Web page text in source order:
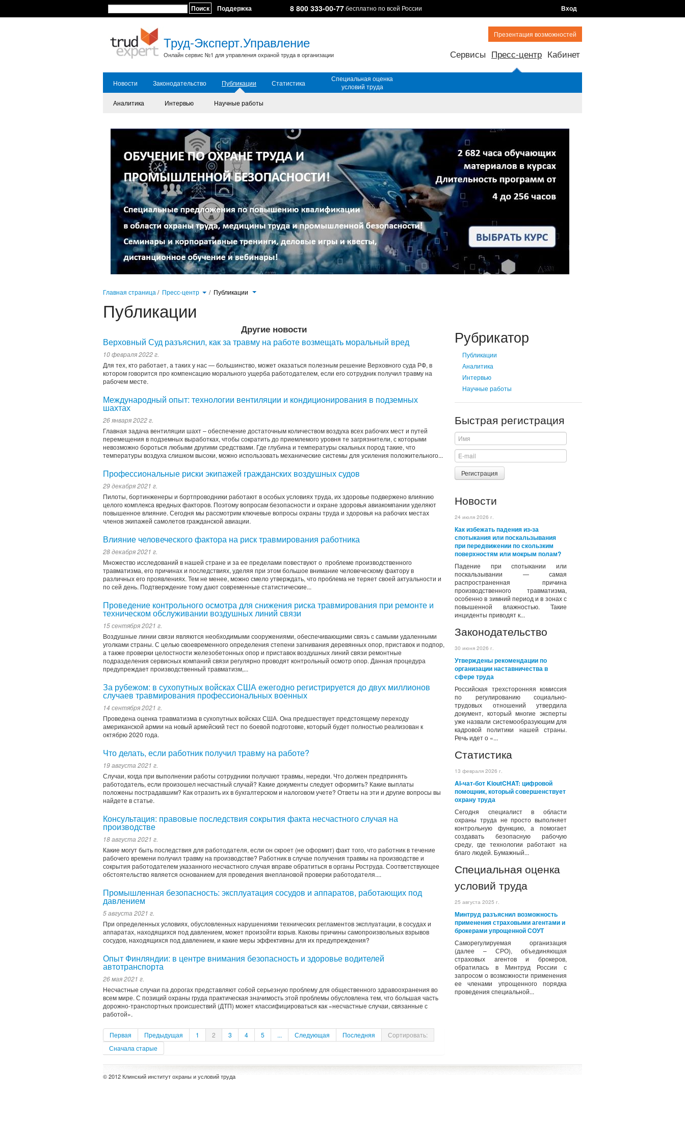
Поиск Поддержка 8 800 333-00-77бесплатно по всей России Вход
Труд-Эксперт.Управление
Онлайн сервис №1 для управления охраной труда в организации
Презентация возможностей
Сервисы Пресс-центр Кабинет
Новости Законодательство Публикации Статистика
Специальная оценка
условий труда
Аналитика
Интервью Научные работы
Главная страница / Пресс-центр / Публикации
Публикации
Рубрикатор
Публикации
Аналитика
Интервью
Научные работы
Быстрая регистрация
Регистрация
Новости
24 июля 2026 г.
Как избежать падения из-за
спотыкания или поскальзывания
при передвижении по скользким
поверхностям или мокрым полам?
Падение при спотыкании или
поскальзывании — самая
распространенная причина
производственного травматизма,
особенно в зимний период и в зонах с
повышенной влажностью. Такие
инциденты приводят к...
Законодательство
30 июня 2026 г.
Утверждены рекомендации по
организации наставничества в
сфере труда
Российская трехсторонняя комиссия
по регулированию социально-
трудовых отношений утвердила
документ, который многие эксперты
уже назвали системообразующим для
кадровой политики нашей страны.
Речь идет о «...
Статистика
13 февраля 2026 г.
AI-чат-бот KioutCHAT: цифровой
помощник, который совершенствует
охрану труда
Сегодня специалист в области
охраны труда не просто выполняет
контрольную функцию, а помогает
создавать безопасную рабочую
среду, где технологии работают на
благо людей. Бумажный...
Специальная оценка
условий труда
25 августа 2025 г.
Минтруд разъяснил возможность
применения страховыми агентами и
брокерами упрощенной СОУТ
Саморегулируемая организация
(далее – СРО), объединяющая
страховых агентов и брокеров,
обратилась в Минтруд России с
запросом о возможности применения
ее членами упрощенного порядка
проведения специальной...
Другие новости
Верховный Суд разъяснил, как за травму на работе возмещать моральный вред
10 февраля 2022 г.
Для тех, кто работает, а таких у нас — большинство, может оказаться полезным решение Верховного суда РФ, в
котором говорится про компенсацию морального ущерба работодателем, если его сотрудник получил травму на
рабочем месте.
Международный опыт: технологии вентиляции и кондиционирования в подземных
шахтах
26 января 2022 г.
Главная задача вентиляции шахт – обеспечение достаточным количеством воздуха всех рабочих мест и путей
перемещения в подземных выработках, чтобы сократить до приемлемого уровня те загрязнители, с которыми
невозможно бороться любыми другими средствами. Где глубина и температуры скальных пород такие, что
температуры воздуха слишком высоки, можно использовать механические системы для усиления положительного...
Профессиональные риски экипажей гражданских воздушных судов
29 декабря 2021 г.
Пилоты, бортинженеры и бортпроводники работают в особых условиях труда, их здоровье подвержено влиянию
целого комплекса вредных факторов. Поэтому вопросам безопасности и охране здоровья авиакомпании уделяют
повышенное влияние. Сегодня мы рассмотрим ключевые вопросы охраны труда и здоровья на рабочих местах
членов экипажей самолетов гражданской авиации.
Влияние человеческого фактора на риск травмирования работника
28 декабря 2021 г.
Множество исследований в нашей стране и за ее пределами повествуют о проблеме производственного
травматизма, его причинах и последствиях, уделяя при этом большое внимание человеческому фактору в
различных его проявлениях. Тем не менее, можно смело утверждать, что проблема не теряет своей актуальности и
по сей день. Подтверждение тому дают современные статистические...
Проведение контрольного осмотра для снижения риска травмирования при ремонте и
техническом обслуживании воздушных линий связи
15 сентября 2021 г.
Воздушные линии связи являются необходимыми сооружениями, обеспечивающими связь с самыми удаленными
уголками страны. С целью своевременного определения степени загнивания деревянных опор, приставок и подпор,
а также проверки целостности железобетонных опор и приставок воздушных линий связи ремонтные
подразделения сервисных компаний связи регулярно проводят контрольный осмотр опор. Данная процедура
предупреждает производственный травматизм,...
За рубежом: в сухопутных войсках США ежегодно регистрируется до двух миллионов
случаев травмирования профессиональных военных
14 сентября 2021 г.
Проведена оценка травматизма в сухопутных войсках США. Она предшествует предстоящему переходу
американской армии на новый армейский тест по боевой подготовке, который будет полностью реализован к
октябрю 2020 года.
Что делать, если работник получил травму на работе?
19 августа 2021 г.
Случаи, когда при выполнении работы сотрудники получают травмы, нередки. Что должен предпринять
работодатель, если произошел несчастный случай? Какие документы следует оформить? Какие выплаты
положены пострадавшим? Как отразить их в бухгалтерском и налоговом учете? Ответы на эти и другие вопросы вы
найдете в статье.
Консультация: правовые последствия сокрытия факта несчастного случая на
производстве
18 августа 2021 г.
Какие могут быть последствия для работодателя, если он скроет (не оформит) факт того, что работник в течение
рабочего времени получил травму на производстве? Работник в случае получения травмы на производстве и
сокрытия работодателем указанного несчастного случая вправе обратиться в органы Роструда. Соответствующее
обстоятельство является основанием для проведения внеплановой проверки работодателя....
Промышленная безопасность: эксплуатация сосудов и аппаратов, работающих под
давлением
5 августа 2021 г.
При определенных условиях, обусловленных нарушениями технических регламентов эксплуатации, в сосудах и
аппаратах, находящихся под давлением, может произойти взрыв. Каковы причины самопроизвольных взрывов
сосудов, находящихся под давлением, и какие меры эффективны для их предупреждения?
Опыт Финляндии: в центре внимания безопасность и здоровье водителей
автотранспорта
26 мая 2021 г.
Несчастные случаи па доро­гах представляют собой се­рьезную проблему для об­щественного здравоохранения во
всем мире. С позиций охраны гру­да практическая значимость этой проблемы обусловлена тем, что большая часть
дорожно-транспортных происшествий (ДТП) может классифицироваться как «несчаст­ные случаи, связанные с
работой».
Первая Предыдущая 1 2 3 4 5 ... Следующая Последняя
Сортировать:
Сначала старые
© 2012 Клинский институт охраны и условий труда